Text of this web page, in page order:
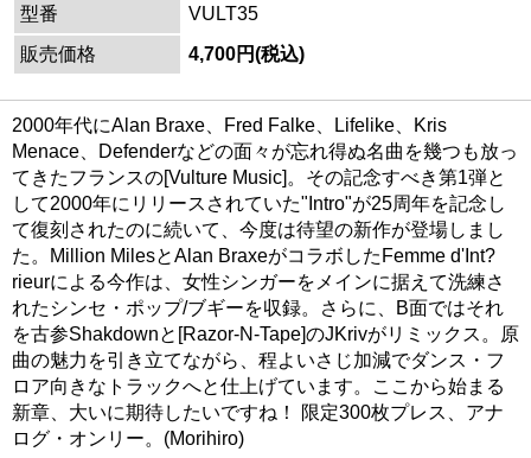
型番
VULT35
販売価格
4,700円(税込)
2000年代にAlan Braxe、Fred Falke、Lifelike、Kris
Menace、Defenderなどの面々が忘れ得ぬ名曲を幾つも放っ
てきたフランスの[Vulture Music]。その記念すべき第1弾と
して2000年にリリースされていた"Intro"が25周年を記念し
て復刻されたのに続いて、今度は待望の新作が登場しまし
た。Million MilesとAlan BraxeがコラボしたFemme d'Int?
rieurによる今作は、女性シンガーをメインに据えて洗練さ
れたシンセ・ポップ/ブギーを収録。さらに、B面ではそれ
を古参Shakdownと[Razor-N-Tape]のJKrivがリミックス。原
曲の魅力を引き立てながら、程よいさじ加減でダンス・フ
ロア向きなトラックへと仕上げています。ここから始まる
新章、大いに期待したいですね！ 限定300枚プレス、アナ
ログ・オンリー。(Morihiro)